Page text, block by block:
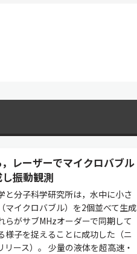
レーザーでマイクロバブル
振動観測
と分子科学研究所は，水中に小さ
マイクロバブル）を2個並べて生成
らがサブMHzオーダーで同期して
様子を捉えることに成功した（ニ
リース）。 少量の液体を超高速・